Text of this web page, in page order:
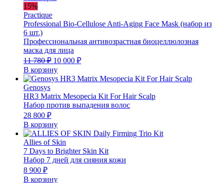
15%
Practique
Professional Bio-Cellulose Anti-Aging Face Mask (набор из
6 шт.)
Профессиональная антивозрастная биоцеллюлозная
маска для лица
11 780₽ Первоначальная
цена
составляла
11
780 ₽.
10 000 ₽Текущая
10
В корзину
Genosys
HR3 Matrix Mesopecia Kit For Hair Scalp
Набор против выпадения волос
28 800 ₽
В корзину
Allies of Skin
7 Days to Brighter Skin Kit
Набор 7 дней для сияния кожи
8 900 ₽
В корзину